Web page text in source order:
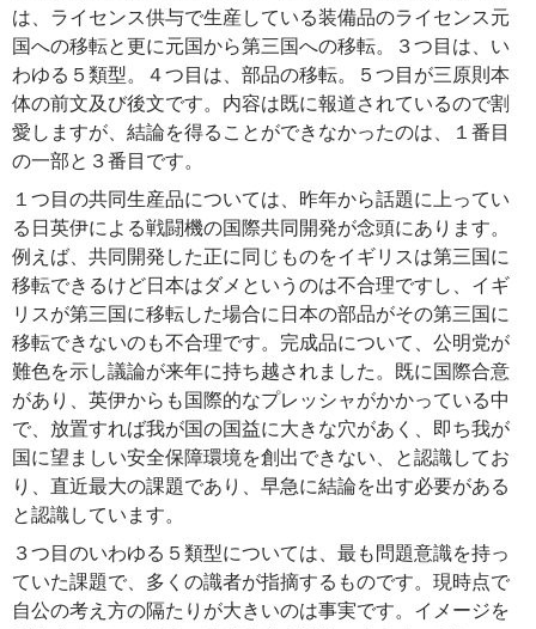
は、ライセンス供与で生産している装備品のライセンス元
国への移転と更に元国から第三国への移転。３つ目は、い
わゆる５類型。４つ目は、部品の移転。５つ目が三原則本
体の前文及び後文です。内容は既に報道されているので割
愛しますが、結論を得ることができなかったのは、１番目
の一部と３番目です。
１つ目の共同生産品については、昨年から話題に上ってい
る日英伊による戦闘機の国際共同開発が念頭にあります。
例えば、共同開発した正に同じものをイギリスは第三国に
移転できるけど日本はダメというのは不合理ですし、イギ
リスが第三国に移転した場合に日本の部品がその第三国に
移転できないのも不合理です。完成品について、公明党が
難色を示し議論が来年に持ち越されました。既に国際合意
があり、英伊からも国際的なプレッシャがかかっている中
で、放置すれば我が国の国益に大きな穴があく、即ち我が
国に望ましい安全保障環境を創出できない、と認識してお
り、直近最大の課題であり、早急に結論を出す必要がある
と認識しています。
３つ目のいわゆる５類型については、最も問題意識を持っ
ていた課題で、多くの識者が指摘するものです。現時点で
自公の考え方の隔たりが大きいのは事実です。イメージを